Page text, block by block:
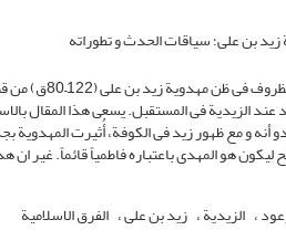
بن علی؛ سیاقات الحدث و تطوراته
إن مراجعة
عند الزیدیة فی المستقبل. یسعى هذا المقال
أنه و مع ظهور زید فی الکوفة، أُثیرت المهدویة
هو المهدی باعتباره فاطمیاً قائماً. غیر
الزیدیة زید بن علی الفرق الاسلامیة